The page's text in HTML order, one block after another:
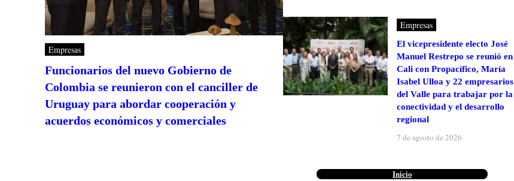
Empresas
Funcionarios del nuevo Gobierno de
Colombia se reunieron con el canciller de
Uruguay para abordar cooperación y
acuerdos económicos y comerciales
Empresas
El vicepresidente electo José
Manuel Restrepo se reunió en
Cali con Propacífico, María
Isabel Ulloa y 22 empresarios
del Valle para trabajar por la
conectividad y el desarrollo
regional
7 de agosto de 2026
Inicio